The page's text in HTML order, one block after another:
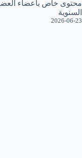
محتوى خاص بأعضاء
السنوية
2026-06-23